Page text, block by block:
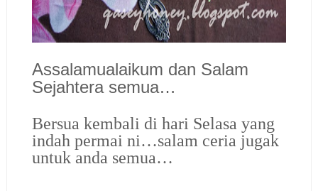
Assalamualaikum dan Salam
Sejahtera semua…
Bersua kembali di hari Selasa yang
indah permai ni…salam ceria jugak
untuk anda semua…